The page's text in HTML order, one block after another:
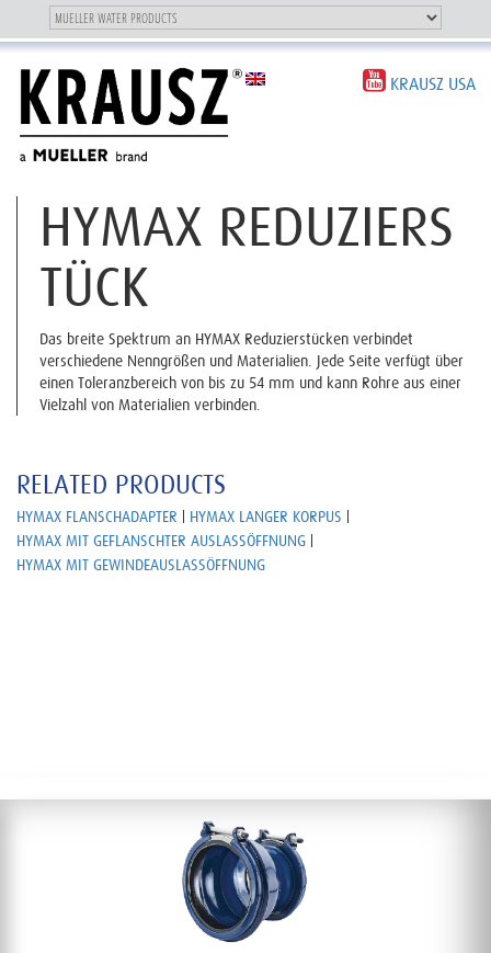
Toggle
navigation
navigation
OUR BRAND
KRAUSZ USA
HYMAX REDUZIERS
TÜCK
Das breite Spektrum an HYMAX Reduzierstücken verbindet
verschiedene Nenngrößen und Materialien. Jede Seite verfügt über
einen Toleranzbereich von bis zu 54 mm und kann Rohre aus einer
Vielzahl von Materialien verbinden.
RELATED PRODUCTS
HYMAX FLANSCHADAPTER
HYMAX LANGER KORPUS
HYMAX MIT GEFLANSCHTER AUSLASSÖFFNUNG
HYMAX MIT GEWINDEAUSLASSÖFFNUNG